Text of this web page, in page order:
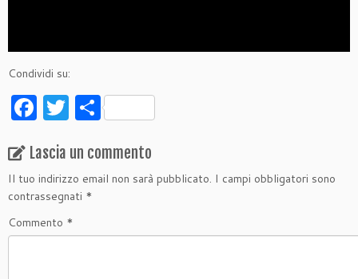
Condividi su:
F
a
c
e
b
o
T
w
itt
er
C
o
n
di
di
Lascia un commento
Il tuo indirizzo email non sarà pubblicato. I campi obbligatori sono
contrassegnati *
Commento *